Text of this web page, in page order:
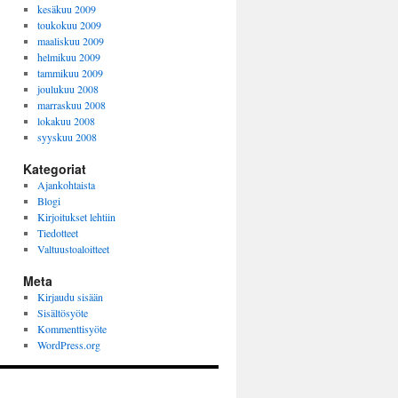
kesäkuu 2009
toukokuu 2009
maaliskuu 2009
helmikuu 2009
tammikuu 2009
joulukuu 2008
marraskuu 2008
lokakuu 2008
syyskuu 2008
Kategoriat
Ajankohtaista
Blogi
Kirjoitukset lehtiin
Tiedotteet
Valtuustoaloitteet
Meta
Kirjaudu sisään
Sisältösyöte
Kommenttisyöte
WordPress.org